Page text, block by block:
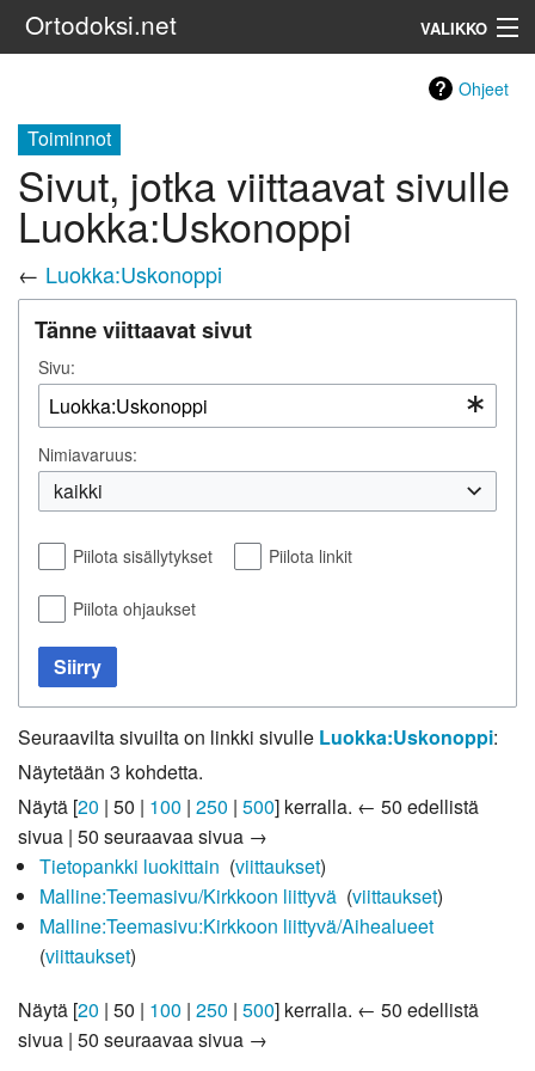
Ortodoksi.net VALIKKO
Ohjeet
Toiminnot
Sivut, jotka viittaavat sivulle
Luokka:Uskonoppi
← Luokka:Uskonoppi
Tänne viittaavat sivut
Sivu:
Nimiavaruus:
kaikki
Piilota sisällytykset Piilota linkit
Piilota ohjaukset
Siirry
Seuraavilta sivuilta on linkki sivulle Luokka:Uskonoppi:
Näytetään 3 kohdetta.
Näytä [20 | 50 | 100 | 250 | 500] kerralla. ← 50 edellistä
sivua | 50 seuraavaa sivua →
Tietopankki luokittain (viittaukset)
Malline:Teemasivu/Kirkkoon liittyvä‎ (viittaukset)
Malline:Teemasivu:Kirkkoon liittyvä/Aihealueet‎
(viittaukset)
Näytä [20 | 50 | 100 | 250 | 500] kerralla. ← 50 edellistä
sivua | 50 seuraavaa sivua →